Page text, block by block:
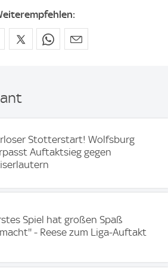
Stotterstart! Wolfsburg
Auftaktsieg gegen
Spiel hat großen Spaß
- Reese zum Liga-Auftakt